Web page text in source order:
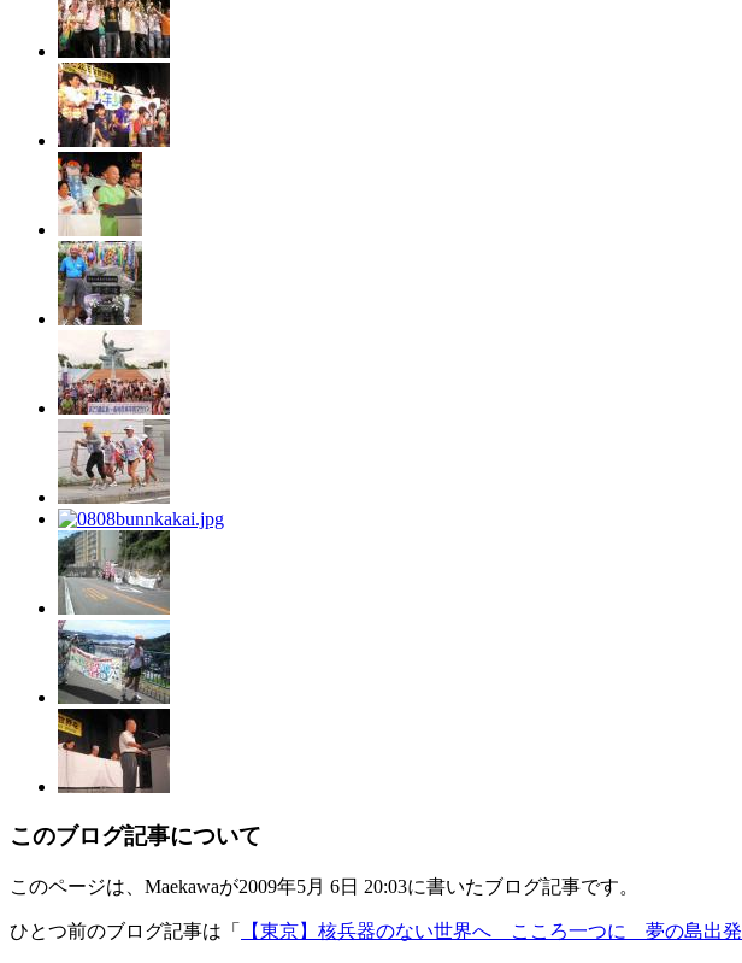
このブログ記事について
このページは、Maekawaが2009年5月 6日 20:03に書いたブログ記事です。
ひとつ前のブログ記事は「 【東京】核兵器のない世界へ こころ一つに 夢の島出発